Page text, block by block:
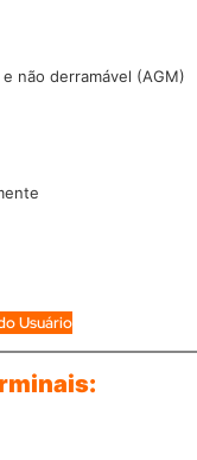
não derramável (AGM)
Usuário